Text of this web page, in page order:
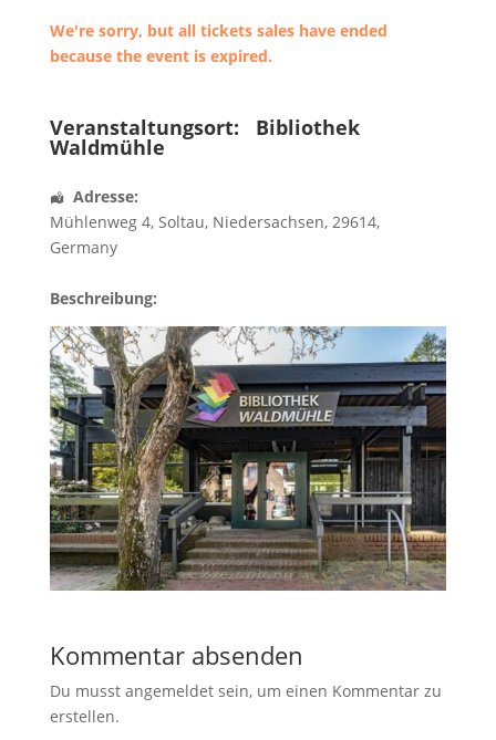
We're sorry, but all tickets sales have ended
because the event is expired.
Veranstaltungsort: Bibliothek
Waldmühle
Adresse:
Mühlenweg 4, Soltau, Niedersachsen, 29614,
Germany
Beschreibung:
Kommentar absenden
Du musst angemeldet sein, um einen Kommentar zu
erstellen.